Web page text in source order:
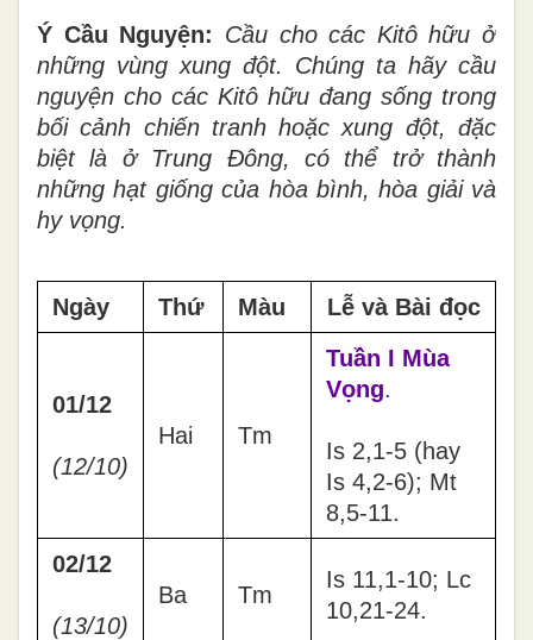
Ý Cầu Nguyện: Cầu cho các Kitô hữu ở
những vùng xung đột. Chúng ta hãy cầu
nguyện cho các Kitô hữu đang sống trong
bối cảnh chiến tranh hoặc xung đột, đặc
biệt là ở Trung Đông, có thể trở thành
những hạt giống của hòa bình, hòa giải và
hy vọng.
Ngày Thứ Màu Lễ và Bài đọc
01/12
(12/10)
Hai Tm
Tuần I Mùa
Vọng.
Is 2,1-5 (hay
Is 4,2-6); Mt
8,5-11.
02/12
(13/10)
Ba Tm
Is 11,1-10; Lc
10,21-24.